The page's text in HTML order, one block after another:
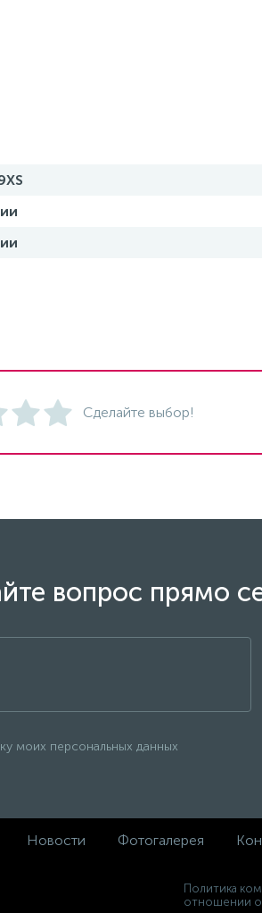
Сделайте выбор!
вопрос прямо
моих персональных данных
Новости Фотогалерея
Политика
отношении